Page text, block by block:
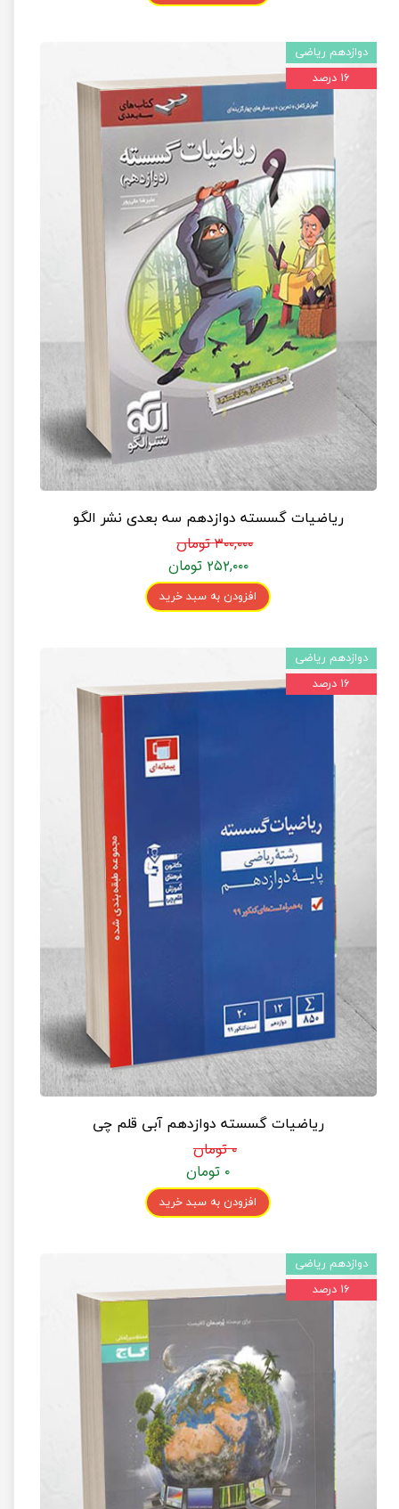
ریاضیات گسسته دوازدهم سه بعدی نشر الگو
۳۰۰,۰۰۰ تومان
۲۵۲,۰۰۰ تومان
افزودن به سبد خرید
دوازدهم ریاضی
۱۶ درصد
ریاضیات گسسته دوازدهم آبی قلم چی
۰ تومان
۰ تومان
افزودن به سبد خرید
دوازدهم ریاضی
۱۶ درصد
دوازدهم ریاضی
۱۶ درصد